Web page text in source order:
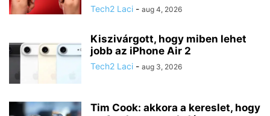
Tech2 Laci - aug 4, 2026
Kiszivárgott, hogy miben lehet
jobb az iPhone Air 2
Tech2 Laci - aug 3, 2026
Tim Cook: akkora a kereslet, hogy